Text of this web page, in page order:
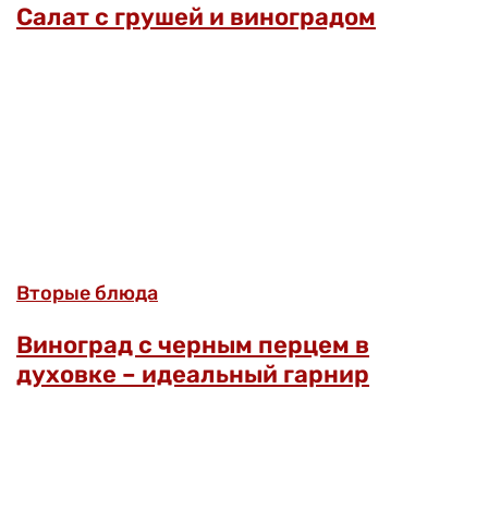
Салат с грушей и виноградом
Вторые блюда
Виноград с черным перцем в
духовке – идеальный гарнир